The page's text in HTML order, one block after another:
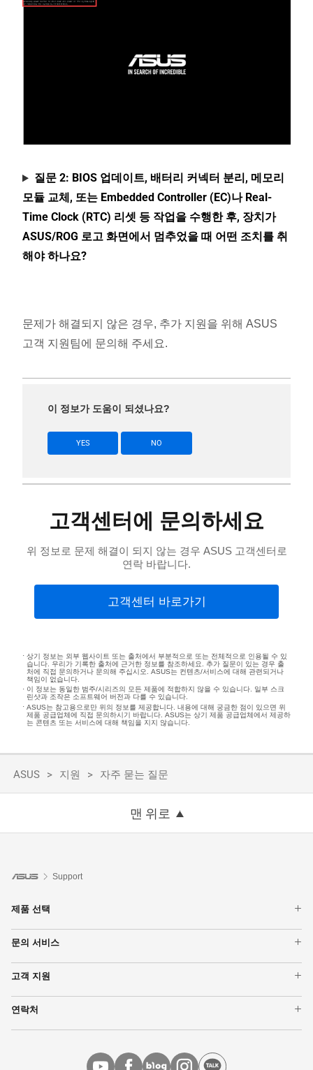
질문 2: BIOS 업데이트, 배터리 커넥터 분리, 메모리
모듈 교체, 또는 Embedded Controller (EC)나 Real-
Time Clock (RTC) 리셋 등 작업을 수행한 후, 장치가
ASUS/ROG 로고 화면에서 멈추었을 때 어떤 조치를 취
해야 하나요?
문제가 해결되지 않은 경우, 추가 지원을 위해 ASUS
고객 지원팀에 문의해 주세요.
이 정보가 도움이 되셨나요?
YES NO
고객센터에 문의하세요
위 정보로 문제 해결이 되지 않는 경우 ASUS 고객센터로
연락 바랍니다.
고객센터 바로가기
상기 정보는 외부 웹사이트 또는 출처에서 부분적으로 또는 전체적으로 인용될 수 있
습니다. 우리가 기록한 출처에 근거한 정보를 참조하세요. 추가 질문이 있는 경우 출
처에 직접 문의하거나 문의해 주십시오. ASUS는 컨텐츠/서비스에 대해 관련되거나
책임이 없습니다.
이 정보는 동일한 범주/시리즈의 모든 제품에 적합하지 않을 수 있습니다. 일부 스크
린샷과 조작은 소프트웨어 버전과 다를 수 있습니다.
ASUS는 참고용으로만 위의 정보를 제공합니다. 내용에 대해 궁금한 점이 있으면 위
제품 공급업체에 직접 문의하시기 바랍니다. ASUS는 상기 제품 공급업체에서 제공하
는 콘텐츠 또는 서비스에 대해 책임을 지지 않습니다.
ASUS 지원 자주 묻는 질문
맨 위로
Support
제품 선택
데스크탑 PC
모니터
그래픽카드
네트워킹
메인보드
모든 제품 보기
문의 서비스
수리 현황 확인
서비스 센터 위치
고객 지원
ASUS Support Videos
연락처